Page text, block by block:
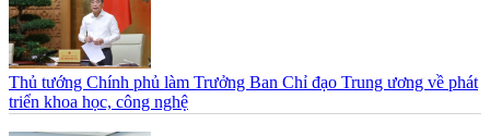
Thủ tướng Chính phủ làm Trưởng Ban Chỉ đạo Trung ương về phát
triển khoa học, công nghệ